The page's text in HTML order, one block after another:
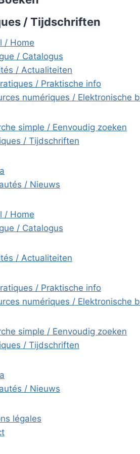
/ Tijdschriften
/ Home
/ Catalogus
/ Actualiteiten
/ Praktische info
numériques / Elektronische
simple / Eenvoudig zoeken
/ Tijdschriften
/ Nieuws
/ Home
/ Catalogus
/ Actualiteiten
/ Praktische info
numériques / Elektronische
simple / Eenvoudig zoeken
/ Tijdschriften
/ Nieuws
légales